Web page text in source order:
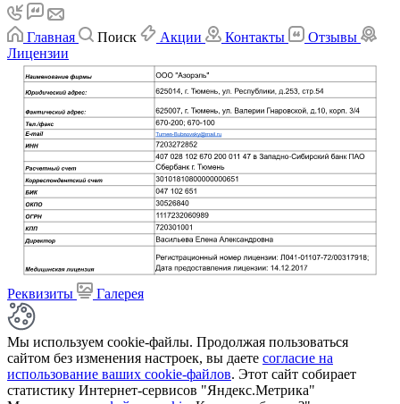
Главная Поиск Акции Контакты
Отзывы
Лицензии
Реквизиты Галерея
Мы используем cookie-файлы. Продолжая пользоваться
сайтом без изменения настроек, вы даете согласие на
использование ваших cookie-файлов. Этот сайт собирает
статистику Интернет-сервисов "Яндекс.Метрика"